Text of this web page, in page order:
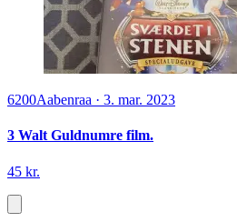
6200Aabenraa · 3. mar. 2023
3 Walt Guldnumre film.
45 kr.